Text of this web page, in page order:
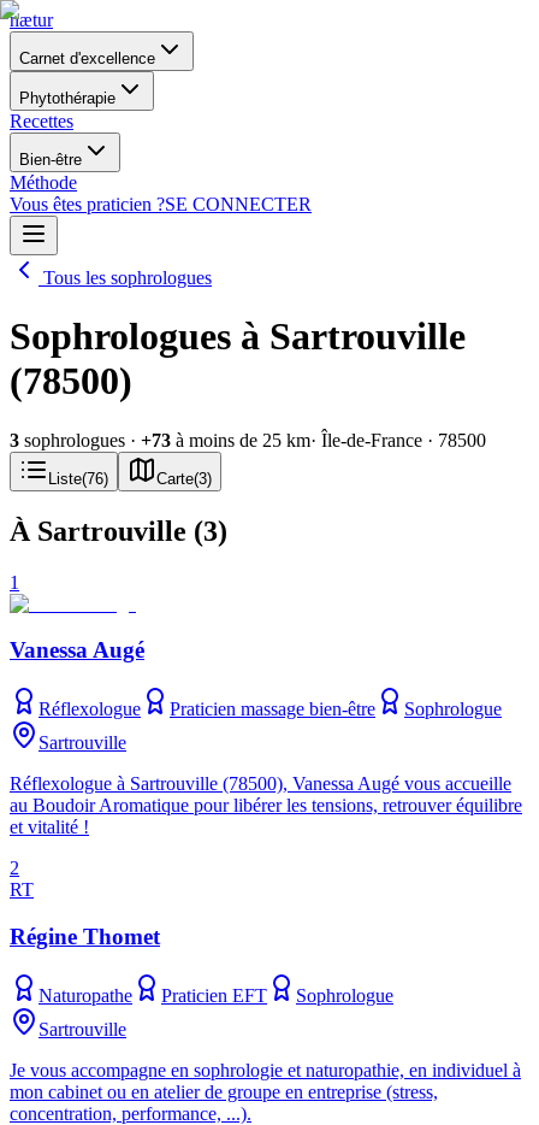
nætur
Carnet d'excellence
Phytothérapie
Recettes
Bien-être
Méthode
Vous êtes praticien ?SE CONNECTER
Tous les sophrologues
Sophrologues à Sartrouville
(78500)
3 sophrologues · +73 à moins de 25 km· Île-de-France · 78500
Liste(76) Carte(3)
À Sartrouville (3)
1
Vanessa Augé
Réflexologue Praticien massage bien-être
Sophrologue
Sartrouville
Réflexologue à Sartrouville (78500), Vanessa Augé vous accueille
au Boudoir Aromatique pour libérer les tensions, retrouver équilibre
et vitalité !
2
RT
Régine Thomet
Naturopathe Praticien EFT
Sophrologue
Sartrouville
Je vous accompagne en sophrologie et naturopathie, en individuel à
mon cabinet ou en atelier de groupe en entreprise (stress,
concentration, performance, ...).